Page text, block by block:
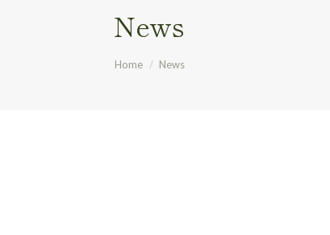
News
You are here:
Home News